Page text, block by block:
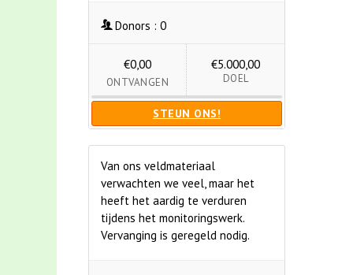
Donors : 0
€0,00
ONTVANGEN
€5.000,00
DOEL
STEUN ONS!
Van ons veldmateriaal
verwachten we veel, maar het
heeft het aardig te verduren
tijdens het monitoringswerk.
Vervanging is geregeld nodig.